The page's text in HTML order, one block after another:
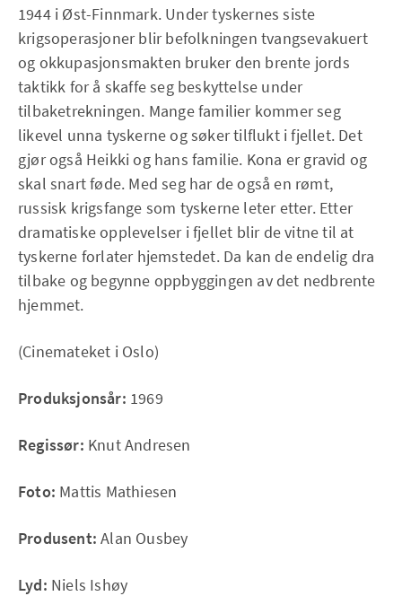
1944 i Øst-Finnmark. Under tyskernes siste
krigsoperasjoner blir befolkningen tvangsevakuert
og okkupasjonsmakten bruker den brente jords
taktikk for å skaffe seg beskyttelse under
tilbaketrekningen. Mange familier kommer seg
likevel unna tyskerne og søker tilflukt i fjellet. Det
gjør også Heikki og hans familie. Kona er gravid og
skal snart føde. Med seg har de også en rømt,
russisk krigsfange som tyskerne leter etter. Etter
dramatiske opplevelser i fjellet blir de vitne til at
tyskerne forlater hjemstedet. Da kan de endelig dra
tilbake og begynne oppbyggingen av det nedbrente
hjemmet.
(Cinemateket i Oslo)
Produksjonsår: 1969
Regissør: Knut Andresen
Foto: Mattis Mathiesen
Produsent: Alan Ousbey
Lyd: Niels Ishøy